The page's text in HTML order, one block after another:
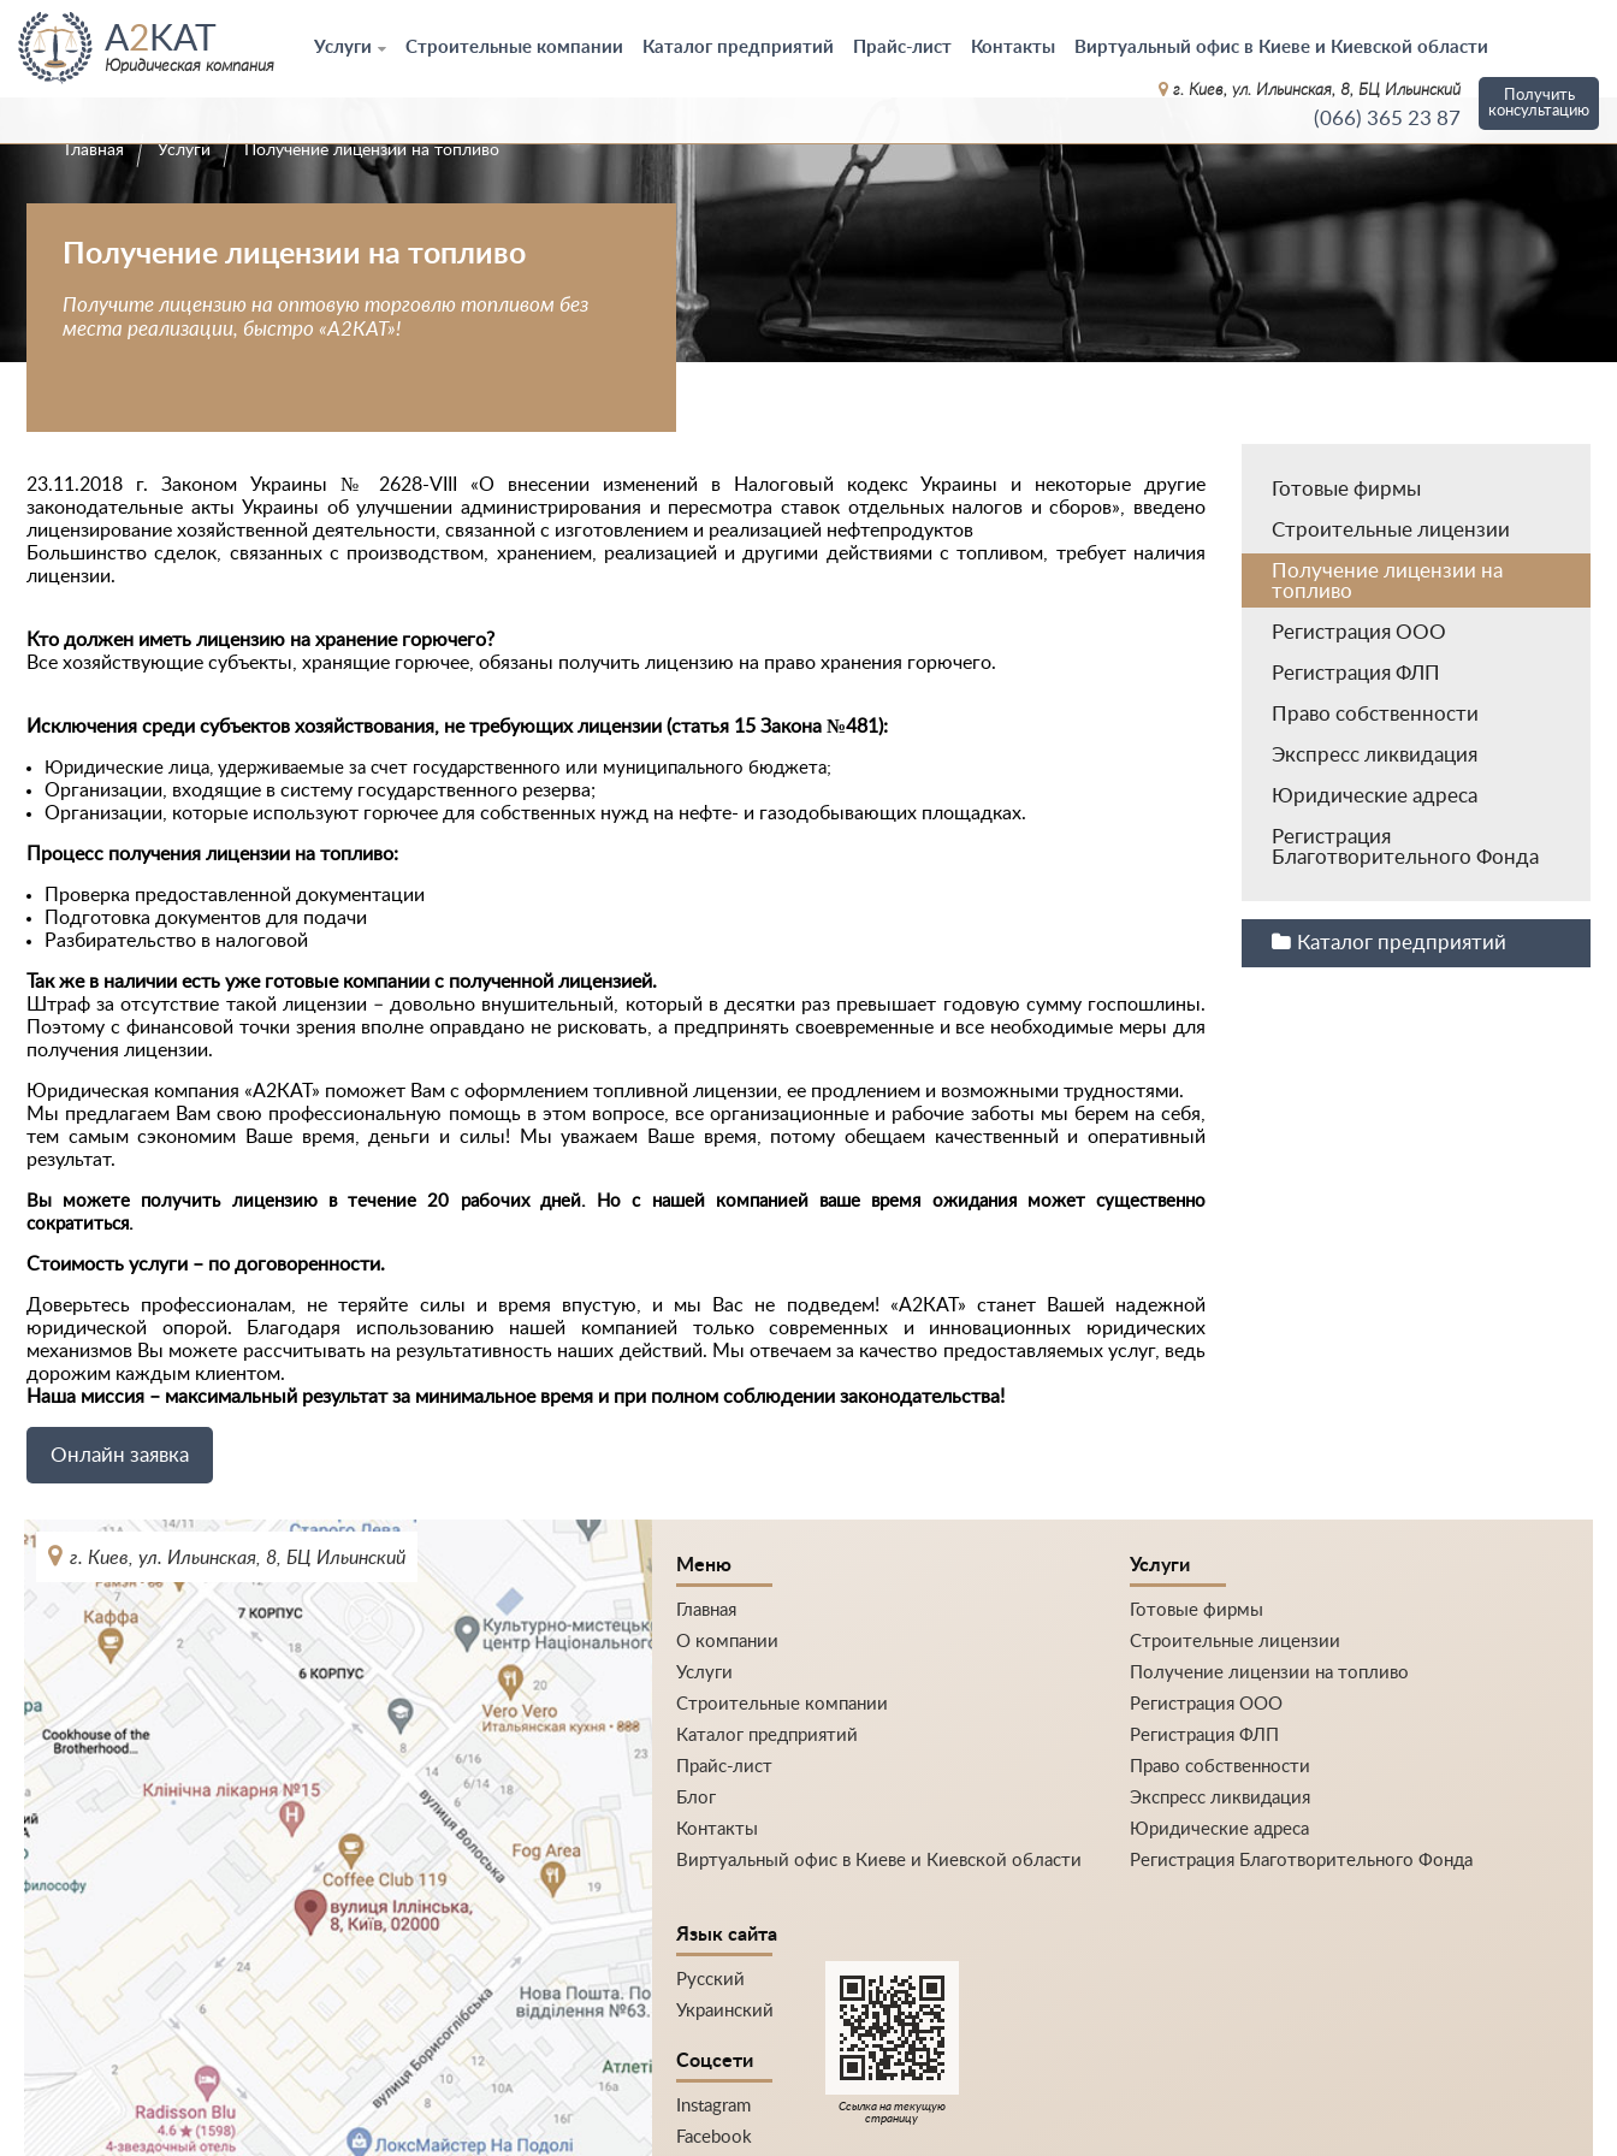
A2 KAT
Юридическая компания
Услуги Строительные компании Каталог предприятий Прайс-лист Контакты Виртуальный офис в Киеве и Киевской области
Получить
консультацию
г. Киев, ул. Ильинская, 8, БЦ Ильинский
(066) 365 23 87
Главная Услуги Получение лицензии на топливо
Получение лицензии на топливо
Получите лицензию на оптовую торговлю топливом без
места реализации, быстро «А2КАТ»!
23.11.2018 г. Законом Украины № 2628-VIII «О внесении изменений в Налоговый кодекс Украины и некоторые другие
законодательные акты Украины об улучшении администрирования и пересмотра ставок отдельных налогов и сборов», введено
лицензирование хозяйственной деятельности, связанной с изготовлением и реализацией нефтепродуктов
Большинство сделок, связанных с производством, хранением, реализацией и другими действиями с топливом, требует наличия
лицензии.
Кто должен иметь лицензию на хранение горючего?
Все хозяйствующие субъекты, хранящие горючее, обязаны получить лицензию на право хранения горючего.
Исключения среди субъектов хозяйствования, не требующих лицензии (статья 15 Закона №481):
Юридические лица, удерживаемые за счет государственного или муниципального бюджета;
Организации, входящие в систему государственного резерва;
Организации, которые используют горючее для собственных нужд на нефте- и газодобывающих площадках.
Процесс получения лицензии на топливо:
Проверка предоставленной документации
Подготовка документов для подачи
Разбирательство в налоговой
Так же в наличии есть уже готовые компании с полученной лицензией.
Штраф за отсутствие такой лицензии – довольно внушительный, который в десятки раз превышает годовую сумму госпошлины.
Поэтому с финансовой точки зрения вполне оправдано не рисковать, а предпринять своевременные и все необходимые меры для
получения лицензии.
Юридическая компания «А2КАТ» поможет Вам с оформлением топливной лицензии, ее продлением и возможными трудностями.
Мы предлагаем Вам свою профессиональную помощь в этом вопросе, все организационные и рабочие заботы мы берем на себя,
тем самым сэкономим Ваше время, деньги и силы! Мы уважаем Ваше время, потому обещаем качественный и оперативный
результат.
Вы можете получить лицензию в течение 20 рабочих дней. Но с нашей компанией ваше время ожидания может существенно
сократиться.
Стоимость услуги – по договоренности.
Доверьтесь профессионалам, не теряйте силы и время впустую, и мы Вас не подведем! «А2КАТ» станет Вашей надежной
юридической опорой. Благодаря использованию нашей компанией только современных и инновационных юридических
механизмов Вы можете рассчитывать на результативность наших действий. Мы отвечаем за качество предоставляемых услуг, ведь
дорожим каждым клиентом.
Наша миссия – максимальный результат за минимальное время и при полном соблюдении законодательства!
Онлайн заявка
Готовые фирмы
Строительные лицензии
Получение лицензии на
топливо
Регистрация ООО
Регистрация ФЛП
Право собственности
Экспресс ликвидация
Юридические адреса
Регистрация
Благотворительного Фонда
Каталог предприятий
г. Киев, ул. Ильинская, 8, БЦ Ильинский Меню
Главная
О компании
Услуги
Строительные компании
Каталог предприятий
Прайс-лист
Блог
Контакты
Виртуальный офис в Киеве и Киевской области
Услуги
Готовые фирмы
Строительные лицензии
Получение лицензии на топливо
Регистрация ООО
Регистрация ФЛП
Право собственности
Экспресс ликвидация
Юридические адреса
Регистрация Благотворительного Фонда
Язык сайта
Русский
Украинский
Соцсети
Instagram
Facebook
Ссылка на текущую
страницу